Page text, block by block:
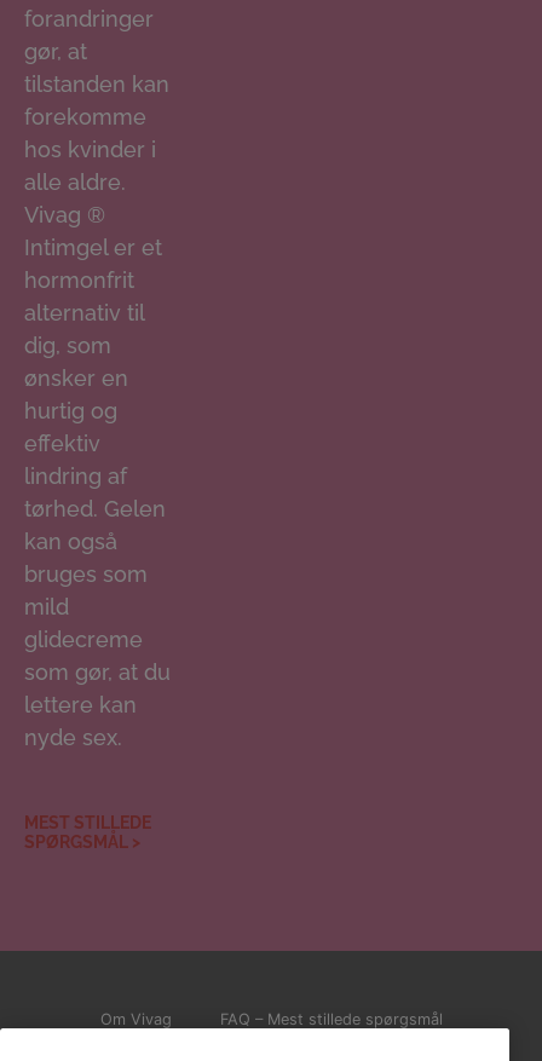
forandringer
gør, at
tilstanden kan
forekomme
hos kvinder i
alle aldre.
Vivag ®
Intimgel er et
hormonfrit
alternativ til
dig, som
ønsker en
hurtig og
effektiv
lindring af
tørhed. Gelen
kan også
bruges som
mild
glidecreme
som gør, at du
lettere kan
nyde sex.
MEST STILLEDE
SPØRGSMÅL >
Om Vivag
FAQ – Mest stillede spørgsmål